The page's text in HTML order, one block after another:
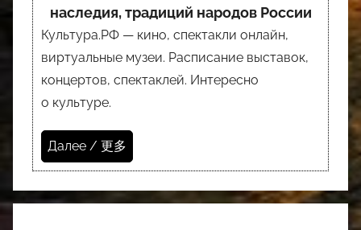
наследия, традиций народов России
Культура.РФ — кино, спектакли онлайн,
виртуальные музеи. Расписание выставок,
концертов, спектаклей. Интересно
о культуре.
Далее / 更多